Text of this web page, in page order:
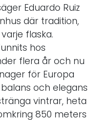
Eduardo Ruiz
där tradition,
flaska.
hos
flera år och nu
för Europa
och elegans
vintrar, heta
850 meters